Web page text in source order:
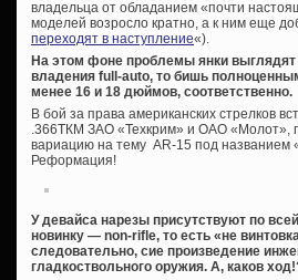
владельца от обладанием «почти
моделей возросло кратно, а к ним еще
переходят в наступление«).
На этом фоне проблемы янки
владения full-auto, то бишь
менее 16 и 18 дюймов, соответственно.
В бой за права американских стрелков
.366ТКМ ЗАО «Техкрим» и ОАО «Молот»,
вариацию на тему AR-15 под названием
Реформация!
У девайса нарезы присутствуют по
новинку — non-rifle, то есть «не
следовательно, сие произведение
гладкоствольного оружия. А, каков